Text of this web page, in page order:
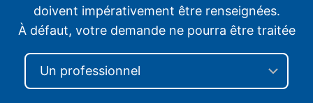
doivent impérativement être renseignées.
À défaut, votre demande ne pourra être traitée